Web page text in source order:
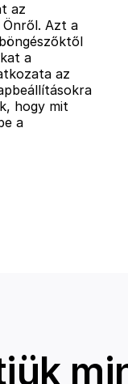
az
Azt a
a
az
hogy mit
a